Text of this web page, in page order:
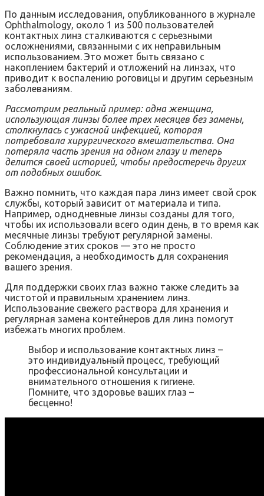
По данным исследования, опубликованного в журнале
Ophthalmology, около 1 из 500 пользователей
контактных линз сталкиваются с серьезными
осложнениями, связанными с их неправильным
использованием. Это может быть связано с
накоплением бактерий и отложений на линзах, что
приводит к воспалению роговицы и другим серьезным
заболеваниям.
Рассмотрим реальный пример: одна женщина,
использующая линзы более трех месяцев без замены,
столкнулась с ужасной инфекцией, которая
потребовала хирургического вмешательства. Она
потеряла часть зрения на одном глазу и теперь
делится своей историей, чтобы предостеречь других
от подобных ошибок.
Важно помнить, что каждая пара линз имеет свой срок
службы, который зависит от материала и типа.
Например, однодневные линзы созданы для того,
чтобы их использовали всего один день, в то время как
месячные линзы требуют регулярной замены.
Соблюдение этих сроков — это не просто
рекомендация, а необходимость для сохранения
вашего зрения.
Для поддержки своих глаз важно также следить за
чистотой и правильным хранением линз.
Использование свежего раствора для хранения и
регулярная замена контейнеров для линз помогут
избежать многих проблем.
Выбор и использование контактных линз –
это индивидуальный процесс, требующий
профессиональной консультации и
внимательного отношения к гигиене.
Помните, что здоровье ваших глаз –
бесценно!